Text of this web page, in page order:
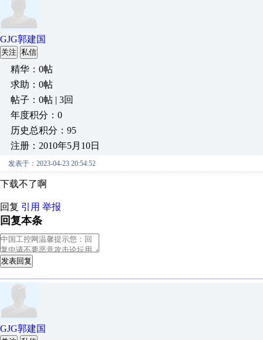
GJG郭建国
关注 私信
精华：0帖
求助：0帖
帖子：0帖 | 3回
年度积分：0
历史总积分：95
注册：2010年5月10日
发表于：2023-04-23 20:54:52
下载不了啊
回复 引用 举报
回复本条
发表回复
GJG郭建国